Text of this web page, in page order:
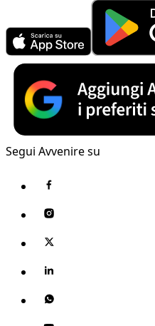
Segui Avvenire su